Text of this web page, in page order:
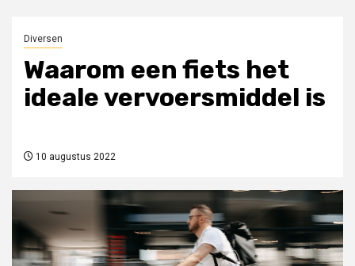
Diversen
Waarom een fiets het
ideale vervoersmiddel is
10 augustus 2022